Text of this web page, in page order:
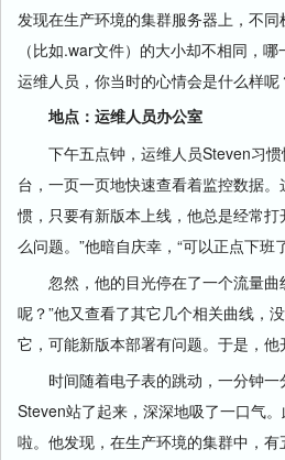
发现在生产环境的集群服务器上，不
（比如.war文件）的大小却不相同，
运维人员，你当时的心情会是什么样呢
地点：运维人员办公室
下午五点钟，运维人员Steven习惯
台，一页一页地快速查看着监控数据
惯，只要有新版本上线，他总是经常
么问题。”他暗自庆幸，“可以正点下班了
忽然，他的目光停在了一个流量曲
呢？”他又查看了其它几个相关曲线，
它，可能新版本部署有问题。于是，他
时间随着电子表的跳动，一分钟一
Steven站了起来，深深地吸了一口气
啦。他发现，在生产环境的集群中，